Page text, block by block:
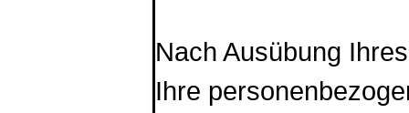
Nach Ausübung
Ihre